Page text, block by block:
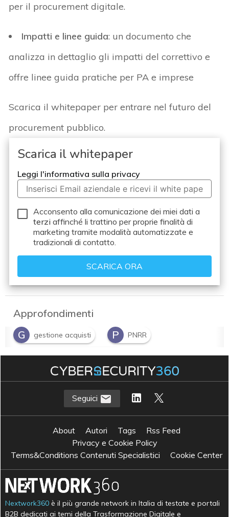
per il procurement digitale.
Impatti e linee guida: un documento che
analizza in dettaglio gli impatti del correttivo e
offre linee guida pratiche per PA e imprese
Scarica ilwhitepaper per entrare nel futuro del
procurement pubblico.
Scarica il whitepaper
Leggi l'informativa sulla privacy
Acconsento alla comunicazione dei miei dati a
terzi affinché li trattino per proprie finalità di
marketing tramite modalità automatizzate e
tradizionali di contatto.
Approfondimenti
G
gestione acquisti P PNRR
P Pubblica Amministrazione
Seguici
About Autori Tags
Rss Feed
Privacy e Cookie Policy
Terms&Conditions Contenuti Specialistici
Cookie Center
Nextwork360 è il più grande network in Italia di testate e portali
B2B dedicati ai temi della Trasformazione Digitale e